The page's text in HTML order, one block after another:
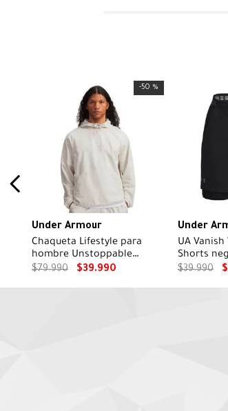
-50 %
Under Armour
Chaqueta Lifestyle para
hombre Unstoppable
Woven blanco
$79.990 $39.990
Under
UA Vanish
Shorts
$39.990 $